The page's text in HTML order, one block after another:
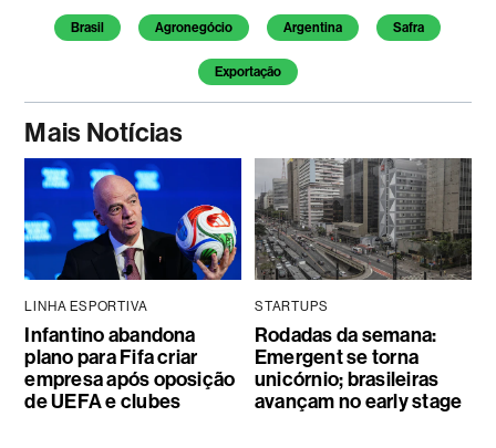
Brasil Agronegócio Argentina Safra
Exportação
Mais Notícias
LINHA ESPORTIVA
Infantino abandona
plano para Fifa criar
empresa após oposição
de UEFA e clubes
STARTUPS
Rodadas da semana:
Emergent se torna
unicórnio; brasileiras
avançam no early stage